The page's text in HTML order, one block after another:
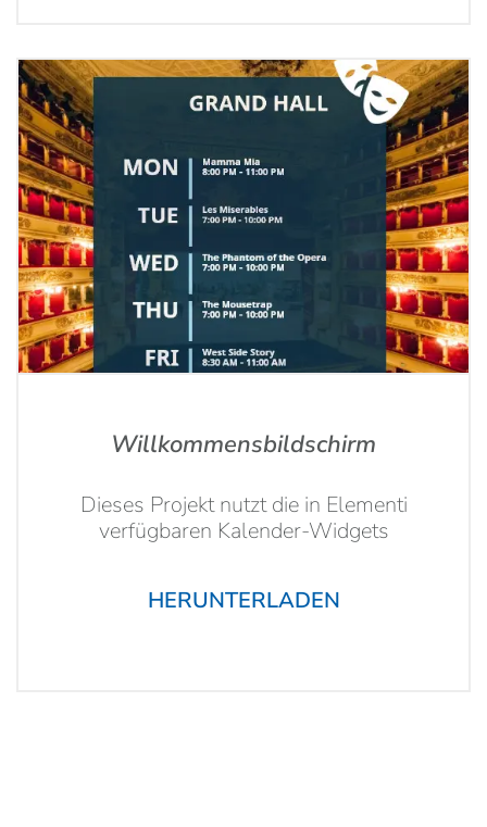
Willkommensbildschirm
Dieses Projekt nutzt die in Elementi
verfügbaren Kalender-Widgets
HERUNTERLADEN